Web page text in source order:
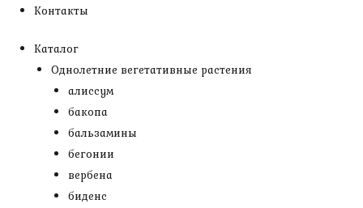
Контакты
Каталог
Однолетние вегетативные растения
алиссум
бакопа
бальзамины
бегонии
вербена
биденс